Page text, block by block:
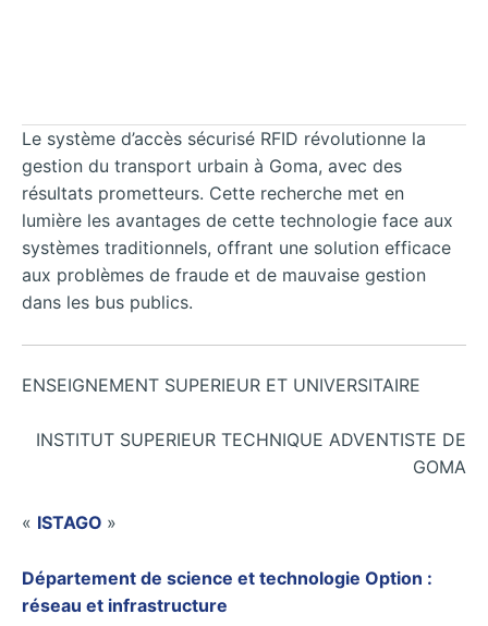
Le système d’accès sécurisé RFID révolutionne la
gestion du transport urbain à Goma, avec des
résultats prometteurs. Cette recherche met en
lumière les avantages de cette technologie face aux
systèmes traditionnels, offrant une solution efficace
aux problèmes de fraude et de mauvaise gestion
dans les bus publics.
ENSEIGNEMENT SUPERIEUR ET UNIVERSITAIRE
INSTITUT SUPERIEUR TECHNIQUE ADVENTISTE DE
GOMA
« ISTAGO »
Département de science et technologie Option :
réseau et infrastructure